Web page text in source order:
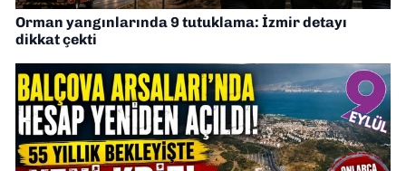
Orman yangınlarında 9 tutuklama: İzmir detayı
dikkat çekti